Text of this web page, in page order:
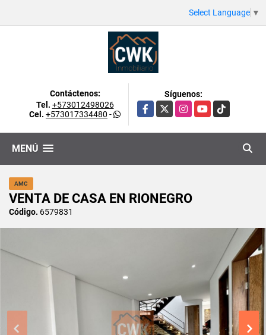
Select Language ▼
Contáctenos:
Tel. +573012498026
Cel. +573017334480 -
Síguenos:
Facebook
X InstagramYouTubeTikTok
MENÚ
AMC
VENTA DE CASA EN RIONEGRO
Código. 6579831